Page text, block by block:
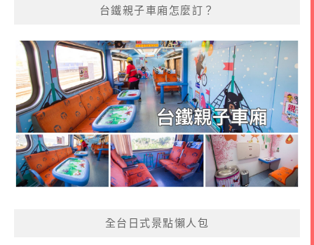
台鐵親子車廂怎麼訂？
全台日式景點懶人包